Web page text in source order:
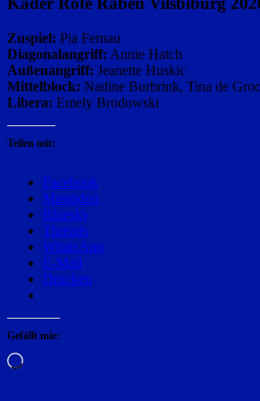
Zuspiel: Pia Fernau
Diagonalangriff: Annie Hatch
Außenangriff: Jeanette Huskic
Mittelblock: Nadine Burbrink, Tina de
Libera: Emely Brodowski
Teilen mit:
Facebook
Mastodon
Bluesky
Threads
WhatsApp
E-Mail
Drucken
Gefällt mir:
Wird